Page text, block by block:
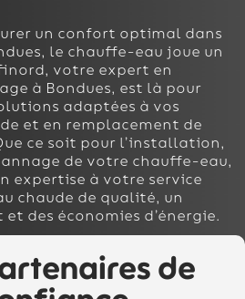
un confort optimal dans
le chauffe-eau joue un
votre expert en
à Bondues, est là pour
adaptées à vos
et en remplacement de
ce soit pour l’installation,
de votre chauffe-eau,
expertise à votre service
chaude de qualité, un
des économies d’énergie.
de